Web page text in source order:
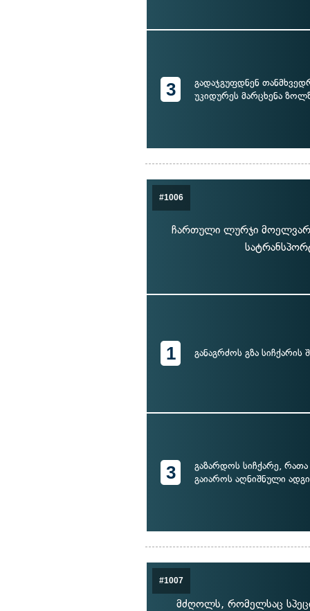
3
გადაჯგუფდნენ
უკიდურეს მარცხენა
#1006
ჩართული ლურჯი მოელვარე
1 განაგრძოს გზა
3
გაზარდოს სიჩქარე,
გაიაროს აღნიშნული
#1007
მძღოლს, რომელსაც